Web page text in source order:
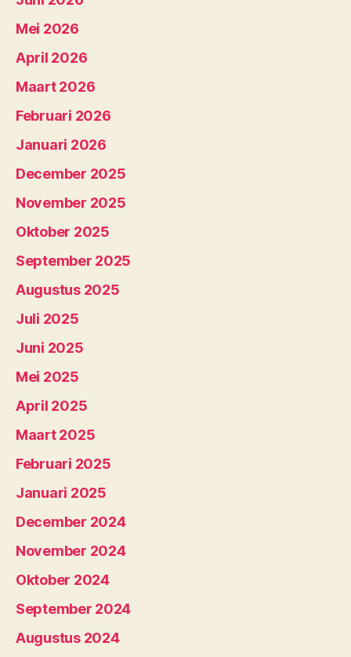
Mei 2026
April 2026
Maart 2026
Februari 2026
Januari 2026
December 2025
November 2025
Oktober 2025
September 2025
Augustus 2025
Juli 2025
Juni 2025
Mei 2025
April 2025
Maart 2025
Februari 2025
Januari 2025
December 2024
November 2024
Oktober 2024
September 2024
Augustus 2024